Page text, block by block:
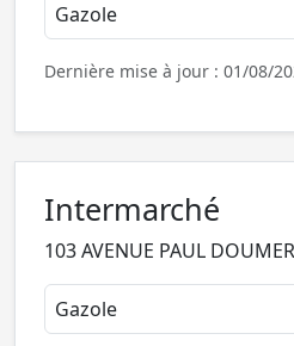
Gazole
Dernière mise à jour : 01/08/
Intermarché
103 AVENUE PAUL
Gazole